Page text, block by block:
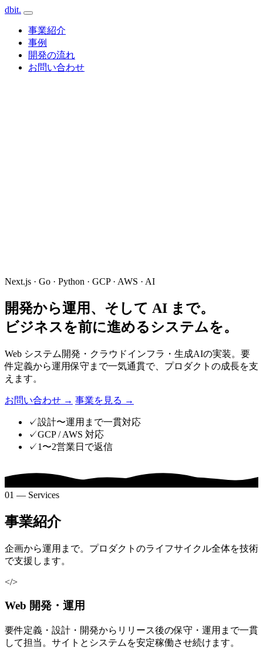
dbit.
事業紹介
事例
開発の流れ
お問い合わせ
Next.js · Go · Python · GCP · AWS · AI
開発から運用、そして AI まで。
ビジネスを前に進めるシステムを。
Web システム開発・クラウドインフラ・生成AIの実装。要
件定義から運用保守まで一気通貫で、プロダクトの成長を支
えます。
お問い合わせ → 事業を見る →
✓設計〜運用まで一貫対応
✓GCP / AWS 対応
✓1〜2営業日で返信
01 — Services
事業紹介
企画から運用まで。プロダクトのライフサイクル全体を技術
で支援します。
</>
Web 開発・運用
要件定義・設計・開発からリリース後の保守・運用まで一貫
して担当。サイトとシステムを安定稼働させ続けます。